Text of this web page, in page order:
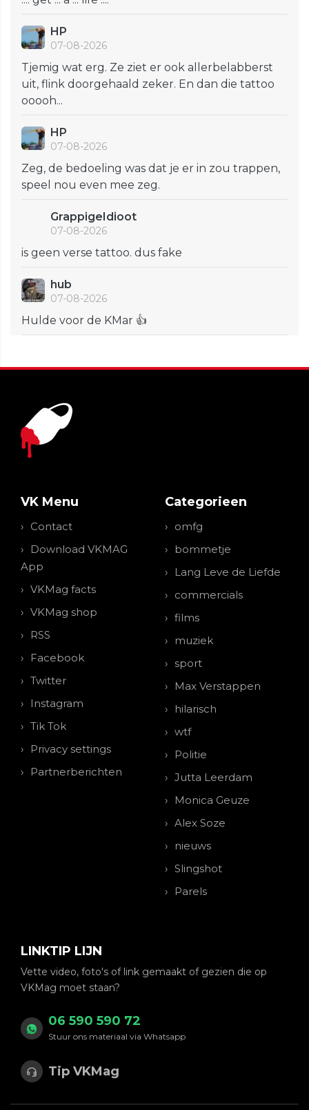
HP
07-08-2026
Tjemig wat erg. Ze ziet er ook allerbelabberst
uit, flink doorgehaald zeker. En dan die tattoo
ooooh...
HP
07-08-2026
Zeg, de bedoeling was dat je er in zou trappen,
speel nou even mee zeg.
GrappigeIdioot
07-08-2026
is geen verse tattoo. dus fake
hub
07-08-2026
Hulde voor de KMar 👍
VK Menu
Contact
Download VKMAG
App
VKMag facts
VKMag shop
RSS
Facebook
Twitter
Instagram
Tik Tok
Privacy settings
Partnerberichten
Categorieen
omfg
bommetje
Lang Leve de Liefde
commercials
films
muziek
sport
Max Verstappen
hilarisch
wtf
Politie
Jutta Leerdam
Monica Geuze
Alex Soze
nieuws
Slingshot
Parels
LINKTIP LIJN
Vette video, foto's of link gemaakt of gezien die op
VKMag moet staan?
06 590 590 72
Stuur ons materiaal via Whatsapp
Tip VKMag